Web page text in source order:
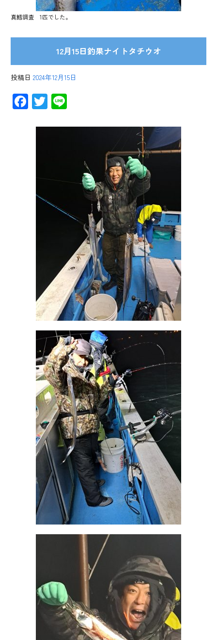
真鱈調査 1匹でした。
12月15日釣果ナイトタチウオ
投稿日 2024年12月15日
F
ac
e
ok
T
wi
tt